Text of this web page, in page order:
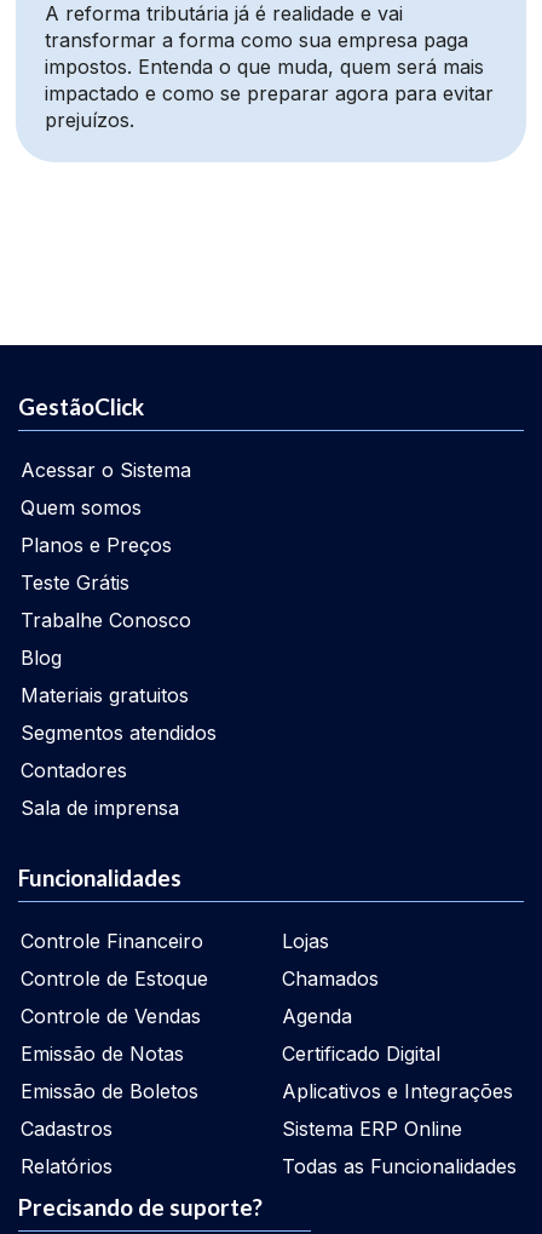
A reforma tributária já é realidade e vai
transformar a forma como sua empresa paga
impostos. Entenda o que muda, quem será mais
impactado e como se preparar agora para evitar
prejuízos.
GestãoClick
Acessar o Sistema
Quem somos
Planos e Preços
Teste Grátis
Trabalhe Conosco
Blog
Materiais gratuitos
Segmentos atendidos
Contadores
Sala de imprensa
Funcionalidades
Controle Financeiro
Controle de Estoque
Controle de Vendas
Emissão de Notas
Emissão de Boletos
Cadastros
Relatórios
Lojas
Chamados
Agenda
Certificado Digital
Aplicativos e Integrações
Sistema ERP Online
Todas as Funcionalidades
Precisando de suporte?